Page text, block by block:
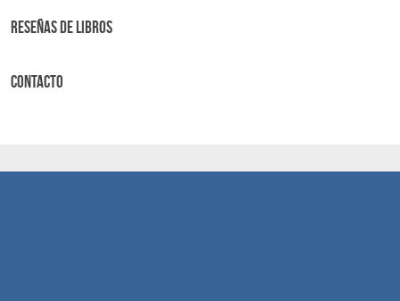
Reseñas de libros
Contacto